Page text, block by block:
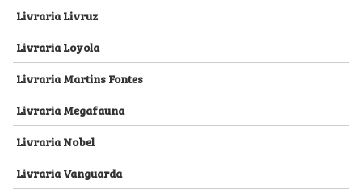
Livraria Livruz
Livraria Loyola
Livraria Martins Fontes
Livraria Megafauna
Livraria Nobel
Livraria Vanguarda